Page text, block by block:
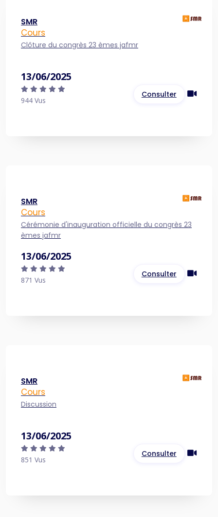
SMR
Cours
Clôture du congrès 23 èmes jafmr
13/06/2025
944 Vus
Consulter
SMR
Cours
Cérémonie d'inauguration officielle du congrès 23
èmes jafmr
13/06/2025
871 Vus
Consulter
SMR
Cours
Discussion
13/06/2025
851 Vus
Consulter